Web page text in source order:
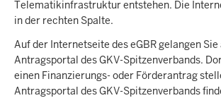
Telematikinfrastruktur entstehen. Die
in der rechten Spalte.
Auf der Internetseite des eGBR gelangen Sie
Antragsportal des GKV-Spitzenverbands.
einen Finanzierungs- oder Förderantrag
Antragsportal des GKV-Spitzenverbands